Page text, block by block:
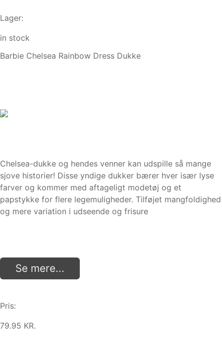
Lager:
in stock
Barbie Chelsea Rainbow Dress Dukke
Chelsea-dukke og hendes venner kan udspille så mange
sjove historier! Disse yndige dukker bærer hver især lyse
farver og kommer med aftageligt modetøj og et
papstykke for flere legemuligheder. Tilføjet mangfoldighed
og mere variation i udseende og frisure
Se mere...
Pris:
79.95 KR.